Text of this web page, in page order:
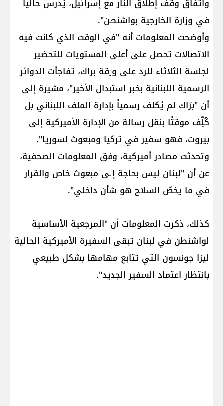
واتفاق وقف إطلاق النار مع إسرائيل، يُدرس حالياً
في وزارة الخارجية بواشنطن".
وأوضحت المعلومات أنه "في الوقت الذي كانت فيه
الاتصالات تحصل على أعلى المستويات للتحضير
لجلسة الثلاثاء للرد على ورقة براك، تفاجأت الدوائر
الرسمية اللبنانية بخبر استبدال الأخير"، مشيرة إلى
أن "برّاك لم يُكلف رسمياً بإدارة الملف اللبناني بل
كُلِّف موقتًا بنقل رسالة من الإدارة الأميركية إلى
بيروت، فهو سفير في تركيا ومبعوث لسوريا".
وتحدثت مصادر أميركية، وفق المعلومات الصحفية،
عن أن "لبنان ليس بحاجة إلى مبعوث خاص والقرار
في ما يخصّ السلاح هو شأن داخلي".
كذلك، ذكرت المعلومات أن "المرجعية الأساسية
لواشنطن في لبنان تبقى السفيرة الأميركية الحالية
ليزا جونسون التي تتابع مهامها بشكل طبيعي
بانتظار اعتماد السفير الجديد".